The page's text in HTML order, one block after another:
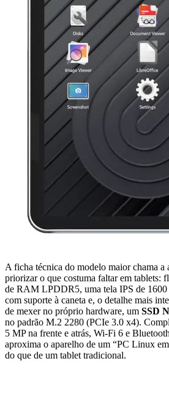
A ficha técnica do modelo maior chama a
priorizar o que costuma faltar em tablets:
de RAM LPDDR5, uma tela IPS de
com suporte à caneta e, o detalhe mais
de mexer no próprio hardware, um SSD
no padrão M.2 2280 (PCIe 3.0 x4).
5 MP na frente e atrás, Wi-Fi 6 e
aproxima o aparelho de um “PC Linux
do que de um tablet tradicional.